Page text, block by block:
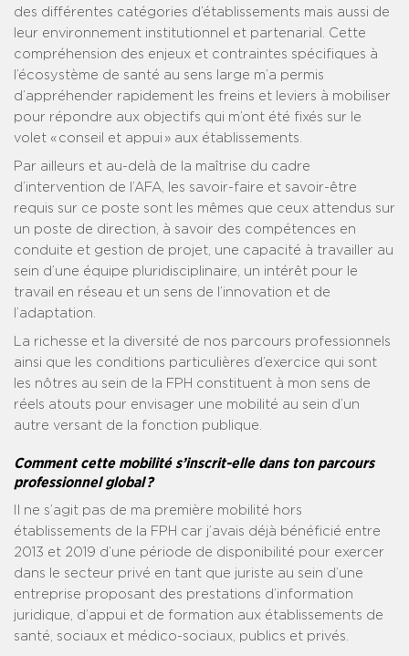
des différentes catégories d’établissements mais aussi de
leur environnement institutionnel et partenarial. Cette
compréhension des enjeux et contraintes spécifiques à
l’écosystème de santé au sens large m’a permis
d’appréhender rapidement les freins et leviers à mobiliser
pour répondre aux objectifs qui m’ont été fixés sur le
volet « conseil et appui » aux établissements.
Par ailleurs et au-delà de la maîtrise du cadre
d’intervention de l’AFA, les savoir-faire et savoir-être
requis sur ce poste sont les mêmes que ceux attendus sur
un poste de direction, à savoir des compétences en
conduite et gestion de projet, une capacité à travailler au
sein d’une équipe pluridisciplinaire, un intérêt pour le
travail en réseau et un sens de l’innovation et de
l’adaptation.
La richesse et la diversité de nos parcours professionnels
ainsi que les conditions particulières d’exercice qui sont
les nôtres au sein de la FPH constituent à mon sens de
réels atouts pour envisager une mobilité au sein d’un
autre versant de la fonction publique.
Comment cette mobilité s’inscrit-elle dans ton parcours
professionnel global ?
Il ne s’agit pas de ma première mobilité hors
établissements de la FPH car j’avais déjà bénéficié entre
2013 et 2019 d’une période de disponibilité pour exercer
dans le secteur privé en tant que juriste au sein d’une
entreprise proposant des prestations d’information
juridique, d’appui et de formation aux établissements de
santé, sociaux et médico-sociaux, publics et privés.